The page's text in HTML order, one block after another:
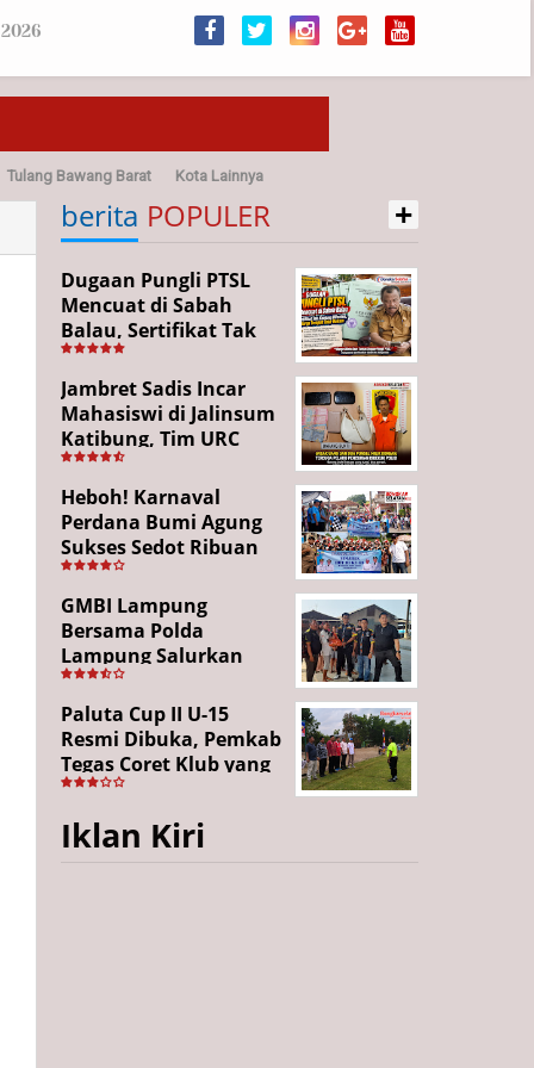
Tulang Bawang Barat Kota Lainnya
berita POPULER +
Dugaan Pungli PTSL
Mencuat di Sabah
Balau, Sertifikat Tak
Kunjung Diterima,
Warga Tempuh Jalur
Hukum
Jambret Sadis Incar
Mahasiswi di Jalinsum
Katibung, Tim URC
Ringkus Pelaku dan
Sita Barang Bukti
Heboh! Karnaval
Perdana Bumi Agung
Sukses Sedot Ribuan
Penonton, Enam
Lingkungan Tampil All
Out
GMBI Lampung
Bersama Polda
Lampung Salurkan
Puluhan Paket
Sembako di
Bakauheni, Wujud
Kepedulian Sambut
HUT RI ke-81
Paluta Cup II U-15
Resmi Dibuka, Pemkab
Tegas Coret Klub yang
Gunakan Pemain Luar
Iklan Kiri